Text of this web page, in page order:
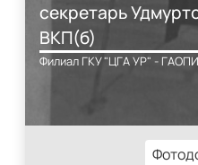
секретарь
ВКП(б)
Филиал ГКУ "ЦГА УР" -